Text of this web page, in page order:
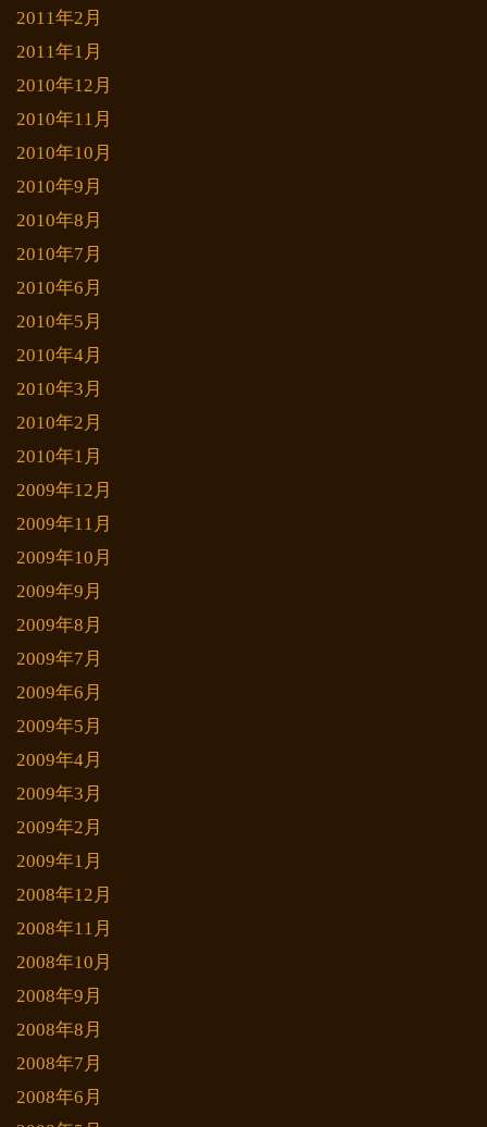
2011年2月
2011年1月
2010年12月
2010年11月
2010年10月
2010年9月
2010年8月
2010年7月
2010年6月
2010年5月
2010年4月
2010年3月
2010年2月
2010年1月
2009年12月
2009年11月
2009年10月
2009年9月
2009年8月
2009年7月
2009年6月
2009年5月
2009年4月
2009年3月
2009年2月
2009年1月
2008年12月
2008年11月
2008年10月
2008年9月
2008年8月
2008年7月
2008年6月